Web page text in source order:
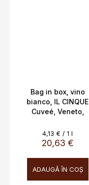
Bag in box, vino
bianco, IL CINQUE
Cuveé, Veneto,
20,63 €
Evaluare
preţ:
4,13 € / 1 l
ADAUGĂ ÎN COŞ